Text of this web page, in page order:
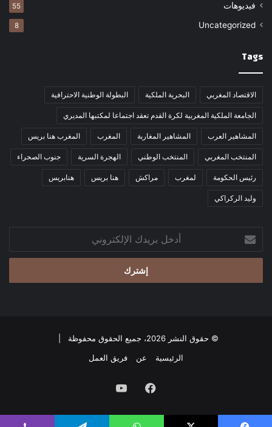
فيديوهات 55
Uncategorized
8
Tags
الاقتصاد المغربي البحرية الملكية البطولة الوطنية الاحترافية
الجامعة الملكية المغربية لكرة القدم تعقد اجتماعا لمكتبها المديري
المشاهير العرب المشاهير المغاربة المغرب المغرب هنا بريس
المنتخب المغربي المنتخب الوطني الهجرة السرية جنوب الصحراء
رئيس الحكومة لمغرب مراكش هنا بريس هنابريس
وليد الركراكي
أدخل
بريدك
الإلكتروني
© حقوق النشر 2026، جميع الحقوق محفوظة |
الرئيسية
عن فريق العمل
فيسبوك